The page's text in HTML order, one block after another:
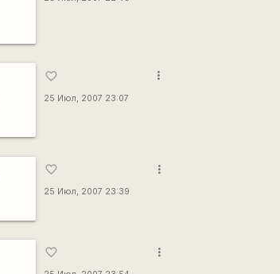
favorite_border
25 Июл, 2007 23:07
more_vert
favorite_border
25 Июл, 2007 23:39
more_vert
favorite_border more_vert